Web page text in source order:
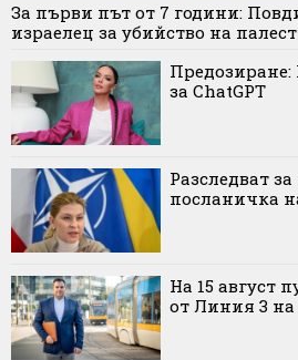
За първи път от 7 години:
израелец за убийство на
Предозиране:
за ChatGPT
Разследват
посланичка
На 15 август
от Линия 3